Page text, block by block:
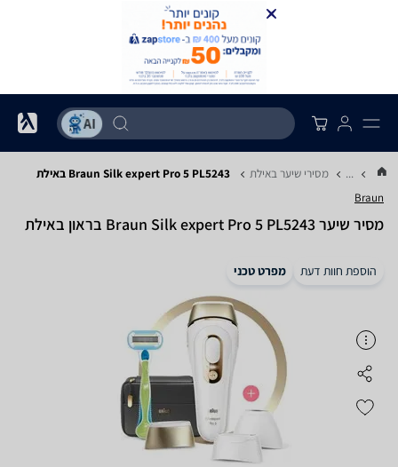
... מסירי שיער באילת Braun Silk expert Pro 5 PL5243 באילת
Braun
מסיר שיער Braun Silk expert Pro 5 PL5243 בראון באילת
הוספת חוות דעת מפרט טכני